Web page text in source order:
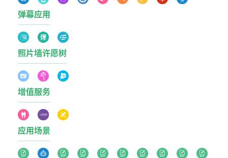
弹幕应用
照片墙许愿树
增值服务
应用场景